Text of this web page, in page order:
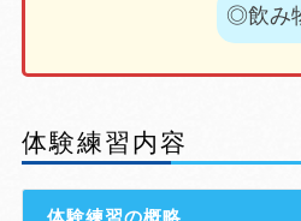
◎飲み
体験練習内容